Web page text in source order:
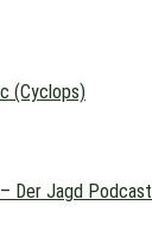
(Cyclops)
Der Jagd Podcast